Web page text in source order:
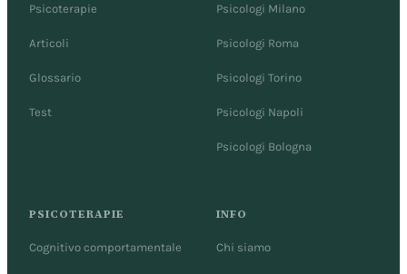
Psicoterapie
Articoli
Glossario
Test
Psicologi Milano
Psicologi Roma
Psicologi Torino
Psicologi Napoli
Psicologi Bologna
PSICOTERAPIE
Cognitivo comportamentale
INFO
Chi siamo